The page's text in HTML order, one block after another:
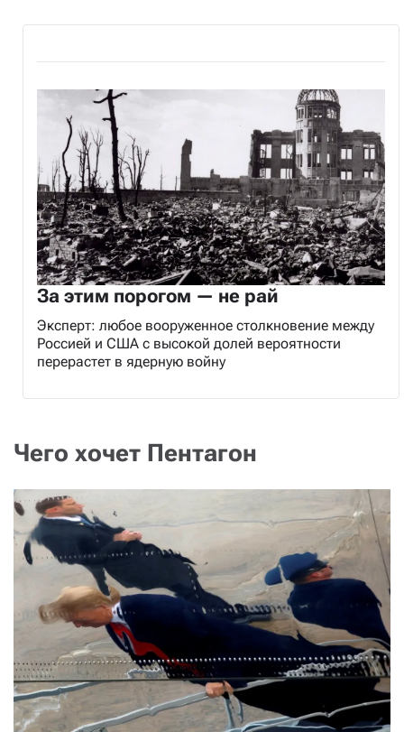
За этим порогом — не рай
Эксперт: любое вооруженное столкновение между
Россией и США с высокой долей вероятности
перерастет в ядерную войну
Чего хочет Пентагон